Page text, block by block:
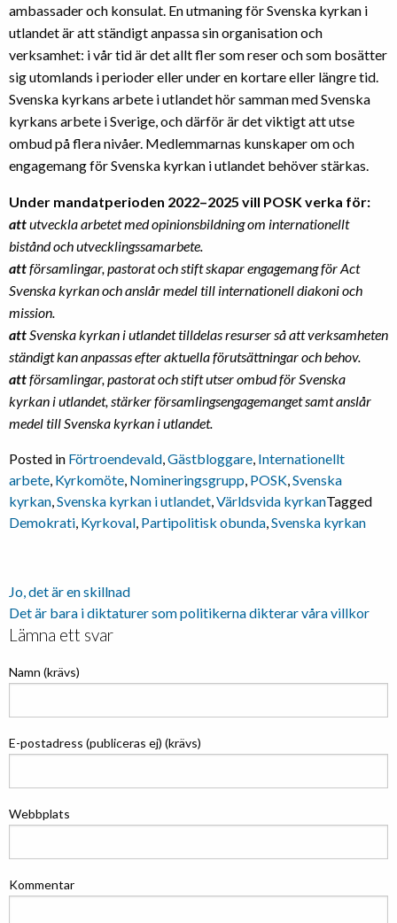
ambassader och konsulat. En utmaning för Svenska kyrkan i
utlandet är att ständigt anpassa sin organisation och
verksamhet: i vår tid är det allt fler som reser och som bosätter
sig utomlands i perioder eller under en kortare eller längre tid.
Svenska kyrkans arbete i utlandet hör samman med Svenska
kyrkans arbete i Sverige, och därför är det viktigt att utse
ombud på flera nivåer. Medlemmarnas kunskaper om och
engagemang för Svenska kyrkan i utlandet behöver stärkas.
Under mandatperioden 2022–2025 vill POSK verka för:
attutveckla arbetet med opinionsbildning om internationellt
bistånd och utvecklingssamarbete.
attförsamlingar, pastorat och stift skapar engagemang för Act
Svenska kyrkan och anslår medel till internationell diakoni och
mission.
attSvenska kyrkan i utlandet tilldelas resurser så att verksamheten
ständigt kan anpassas efter aktuella förutsättningar och behov.
attförsamlingar, pastorat och stift utser ombud för Svenska
kyrkan i utlandet, stärker församlingsengagemanget samt anslår
medel till Svenska kyrkan i utlandet.
Posted in Förtroendevald,Gästbloggare, Internationellt
arbete, Kyrkomöte, Nomineringsgrupp, POSK,Svenska
kyrkan,Svenska kyrkan i utlandet,Världsvida kyrkanTagged
Demokrati, Kyrkoval, Partipolitisk obunda,Svenska kyrkan
Inläggsnavigering
Jo, det är en skillnad
Det är bara i diktaturer som politikerna dikterar våra villkor
Lämna ett svar
Namn (krävs)
E-postadress (publiceras ej) (krävs)
Webbplats
Kommentar